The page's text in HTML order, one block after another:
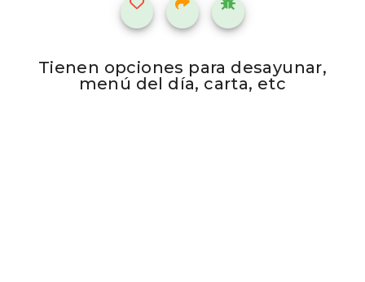
Tienen opciones para desayunar,
menú del día, carta, etc